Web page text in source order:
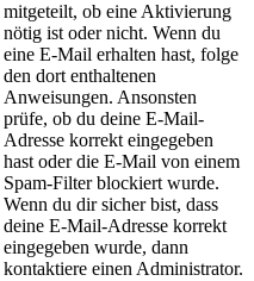
mitgeteilt, ob eine Aktivierung
nötig ist oder nicht. Wenn du
eine E-Mail erhalten hast, folge
den dort enthaltenen
Anweisungen. Ansonsten
prüfe, ob du deine E-Mail-
Adresse korrekt eingegeben
hast oder die E-Mail von einem
Spam-Filter blockiert wurde.
Wenn du dir sicher bist, dass
deine E-Mail-Adresse korrekt
eingegeben wurde, dann
kontaktiere einen Administrator.